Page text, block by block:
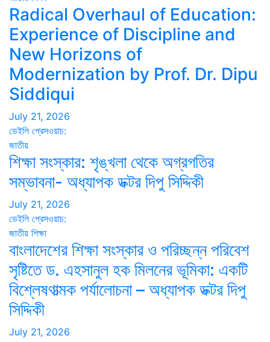
Radical Overhaul of Education:
Experience of Discipline and
New Horizons of
Modernization by Prof. Dr. Dipu
Siddiqui
July 21, 2026
ডেইলি প্রেসওয়াচ:
জাতীয়
শিক্ষা সংস্কার: শৃঙ্খলা থেকে অগ্রগতির
সম্ভাবনা- অধ্যাপক ডক্টর দিপু সিদ্দিকী
July 21, 2026
ডেইলি প্রেসওয়াচ:
জাতীয় শিক্ষা
বাংলাদেশের শিক্ষা সংস্কার ও পরিচ্ছন্ন পরিবেশ
সৃষ্টিতে ড. এহসানুল হক মিলনের ভূমিকা: একটি
বিশ্লেষণাত্মক পর্যালোচনা – অধ্যাপক ডক্টর দিপু
সিদ্দিকী
July 21, 2026